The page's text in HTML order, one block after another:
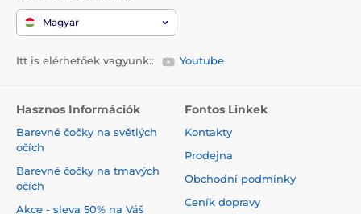
Magyar
Itt is elérhetőek vagyunk:: Youtube
Hasznos Információk
Barevné čočky na světlých
očích
Barevné čočky na tmavých
očích
Akce - sleva 50% na Váš
Fontos Linkek
Kontakty
Prodejna
Obchodní podmínky
Ceník dopravy